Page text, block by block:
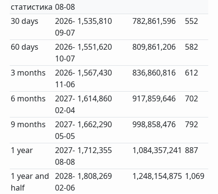
статистика 08-08
30 days
2026-
09-07
1,535,810 782,861,596 552
60 days
2026-
10-07
1,551,620 809,861,206 582
3 months
2026-
11-06
1,567,430 836,860,816 612
6 months
2027-
02-04
1,614,860 917,859,646 702
9 months
2027-
05-05
1,662,290 998,858,476 792
1 year
2027-
08-08
1,712,355 1,084,357,241 887
1 year and
half
2028-
02-06
1,808,269 1,248,154,875 1,069